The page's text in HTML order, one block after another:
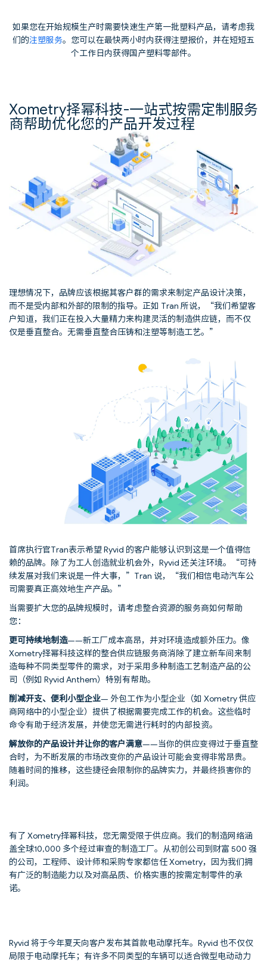
如果您在开始规模生产时需要快速生产第一批塑料产品，请考虑我
们的注塑服务。您可以在最快两小时内获得注塑报价，并在短短五
个工作日内获得国产塑料零部件。
Xometry择幂科技-一站式按需定制服务
商帮助优化您的产品开发过程
理想情况下，品牌应该根据其客户群的需求来制定产品设计决策，
而不是受内部和外部的限制的指导。正如 Tran 所说，“我们希望客
户知道，我们正在投入大量精力来构建灵活的制造供应链，而不仅
仅是垂直整合。无需垂直整合压铸和注塑等制造工艺。”
首席执行官Tran表示希望 Ryvid 的客户能够认识到这是一个值得信
赖的品牌。除了为工人创造就业机会外，Ryvid 还关注环境。“可持
续发展对我们来说是一件大事，”Tran 说，“我们相信电动汽车公
司需要真正高效地生产产品。”
当需要扩大您的品牌规模时，请考虑整合资源的服务商如何帮助
您：
更可持续地制造——新工厂成本高昂，并对环境造成额外压力。像
Xometry择幂科技这样的整合供应链服务商消除了建立新车间来制
造每种不同类型零件的需求，对于采用多种制造工艺制造产品的公
司（例如 Ryvid Anthem）特别有帮助。
削减开支、便利小型企业— 外包工作为小型企业（如 Xometry 供应
商网络中的小型企业）提供了根据需要完成工作的机会。这些临时
命令有助于经济发展，并使您无需进行耗时的内部投资。
解放你的产品设计并让你的客户满意——当你的供应变得过于垂直整
合时，为不断发展的市场改变你的产品设计可能会变得非常昂贵。
随着时间的推移，这些捷径会限制你的品牌实力，并最终损害你的
利润。
有了 Xometry择幂科技，您无需受限于供应商。我们的制造网络涵
盖全球10,000 多个经过审查的制造工厂。从初创公司到财富 500 强
的公司，工程师、设计师和采购专家都信任 Xometry，因为我们拥
有广泛的制造能力以及对高品质、价格实惠的按需定制零件的承
诺。
Ryvid 将于今年夏天向客户发布其首款电动摩托车。Ryvid 也不仅仅
局限于电动摩托车；有许多不同类型的车辆可以适合微型电动动力